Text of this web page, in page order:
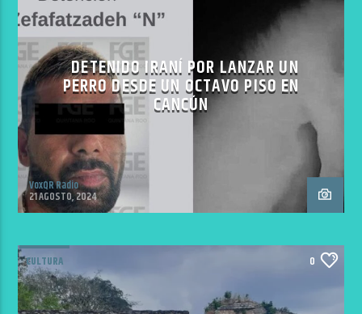
DETENIDO IRANÍ POR LANZAR UN
PERRO DESDE UN OCTAVO PISO EN
CANCÚN
VoxQR Radio
21 AGOSTO, 2024
CULTURA 0